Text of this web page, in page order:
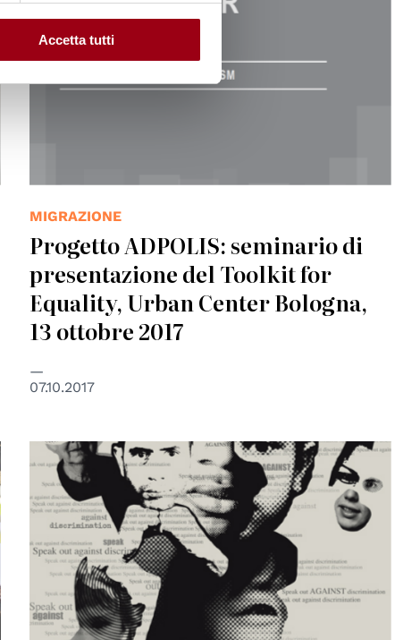
Accetta tutti
MIGRAZIONE
Progetto ADPOLIS: seminario di
presentazione del Toolkit for
Equality, Urban Center Bologna,
13 ottobre 2017
07.10.2017
© CoE